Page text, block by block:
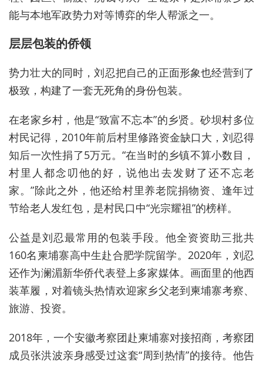
能与本地军政势力对等博弈的华人帮派之一。
层层包装的侨领
势力壮大的同时，刘忍把自己的正面形象也经营到了
极致，构建了一套无死角的身份包装。
在老家乡村，他是“致富不忘本”的乡贤。砂坝村多位
村民记得，2010年前后村里修路资金缺口大，刘忍得
知后一次性捐了5万元。“在当时的乡镇不算小数目，
村里人都念叨他的好，说他出去发财了还不忘老
家。”除此之外，他还给村里养老院捐物资、逢年过
节给老人发红包，是村民口中“光宗耀祖”的榜样。
公益是刘忍最常用的包装手段。他全资资助三批共
160名柬埔寨高中生赴合肥学院留学。2020年，刘忍
还作为澜湄新华侨代表登上多家媒体。画面里的他西
装革履，对着镜头热情欢迎家乡父老到柬埔寨考察、
旅游、投资。
2018年，一个安徽考察团赴柬埔寨对接招商，考察团
成员张洪波亲身感受过这套“周到热情”的接待。他告